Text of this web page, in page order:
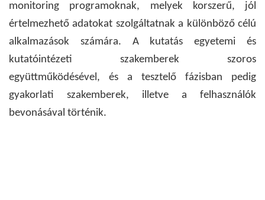
monitoring programoknak, melyek korszerű, jól
értelmezhető adatokat szolgáltatnak a különböző célú
alkalmazások számára. A kutatás egyetemi és
kutatóintézeti szakemberek szoros
együttműködésével, és a tesztelő fázisban pedig
gyakorlati szakemberek, illetve a felhasználók
bevonásával történik.